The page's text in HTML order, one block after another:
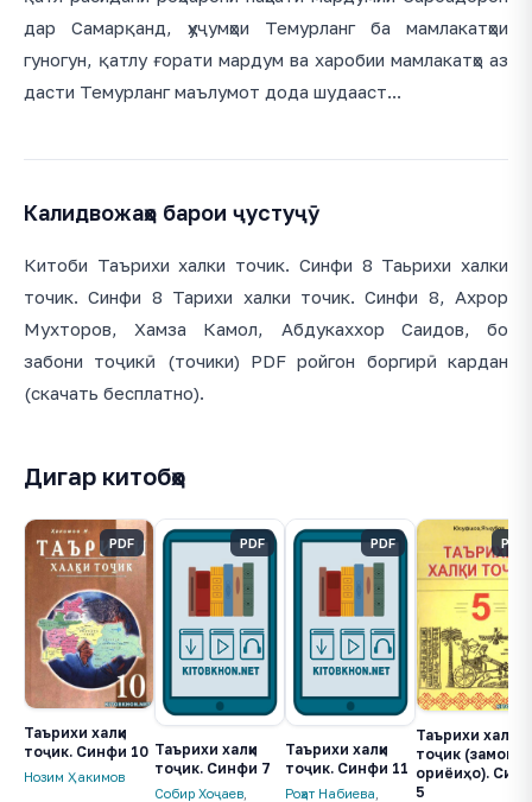
дар Самарқанд, ҳуҷумҳои Темурланг ба мамлакатҳои
гуногун, қатлу ғорати мардум ва харобии мамлакатҳо аз
дасти Темурланг маълумот дода шудааст...
Калидвожаҳо барои ҷустуҷӯ
Китоби Таърихи халки точик. Синфи 8 Таьрихи халки
точик. Синфи 8 Тарихи халки точик. Синфи 8, Ахрор
Мухторов, Хамза Камол, Абдукаххор Саидов, бо
забони тоҷикӣ (точики) PDF ройгон боргирӣ кардан
(скачать бесплатно).
Дигар китобҳо
PDF
Таърихи халқи
тоҷик. Синфи 10
Нозим Ҳакимов
PDF
Таърихи халқи
тоҷик. Синфи 7
Собир Хоҷаев
PDF
Таърихи халқи
тоҷик. Синфи 11
Роҳат Набиева
PDF
Таърихи халқи
тоҷик (замони
ориёиҳо).
5